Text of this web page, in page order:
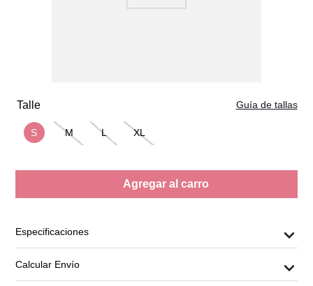
S M L XL
Guía de tallas
Agregar al carro
Especificaciones
Calcular Envío